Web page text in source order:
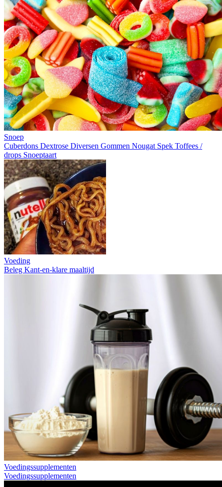
Snoep
Cuberdons Dextrose Diversen Gommen Nougat Spek Toffees /
drops Snoeptaart
Voeding
Beleg Kant-en-klare maaltijd
Voedingssupplementen
Voedingssupplementen